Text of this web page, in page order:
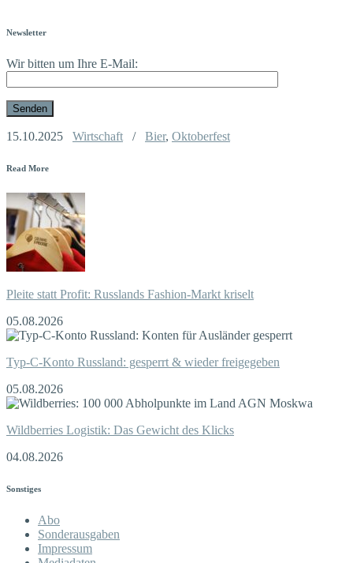
Newsletter
Wir bitten um Ihre E-Mail:
15.10.2025 Wirtschaft / Bier, Oktoberfest
Read More
Pleite statt Profit: Russlands Fashion-Markt kriselt
05.08.2026
Typ-C-Konto Russland: gesperrt & wieder freigegeben
05.08.2026
Wildberries Logistik: Das Gewicht des Klicks
04.08.2026
Sonstiges
Abo
Sonderausgaben
Impressum